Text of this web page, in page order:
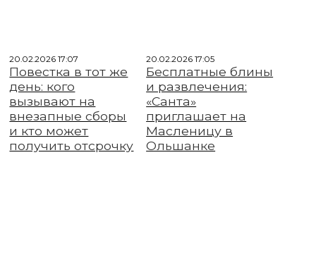
20.02.2026 17:07
Повестка в тот же
день: кого
вызывают на
внезапные сборы
и кто может
получить отсрочку
20.02.2026 17:05
Бесплатные блины
и развлечения:
«Санта»
приглашает на
Масленицу в
Ольшанке